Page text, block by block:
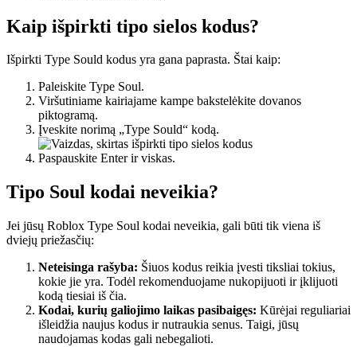
Kaip išpirkti tipo sielos kodus?
Išpirkti Type Sould kodus yra gana paprasta. Štai kaip:
Paleiskite Type Soul.
Viršutiniame kairiajame kampe bakstelėkite dovanos
piktogramą.
Įveskite norimą „Type Sould“ kodą.
Paspauskite Enter ir viskas.
Tipo Soul kodai neveikia?
Jei jūsų Roblox Type Soul kodai neveikia, gali būti tik viena iš
dviejų priežasčių:
Neteisinga rašyba: Šiuos kodus reikia įvesti tiksliai tokius,
kokie jie yra. Todėl rekomenduojame nukopijuoti ir įklijuoti
kodą tiesiai iš čia.
Kodai, kurių galiojimo laikas pasibaigęs: Kūrėjai reguliariai
išleidžia naujus kodus ir nutraukia senus. Taigi, jūsų
naudojamas kodas gali nebegalioti.